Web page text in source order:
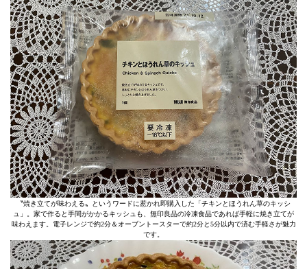
〝焼き立てが味わえる〟というワードに惹かれ即購入した「チキンとほうれん草のキッシ
ュ」。家で作ると手間がかかるキッシュも、無印良品の冷凍食品であれば手軽に焼き立てが
味わえます。電子レンジで約2分＆オーブントースターで約2分と5分以内で済む手軽さが魅力
です。